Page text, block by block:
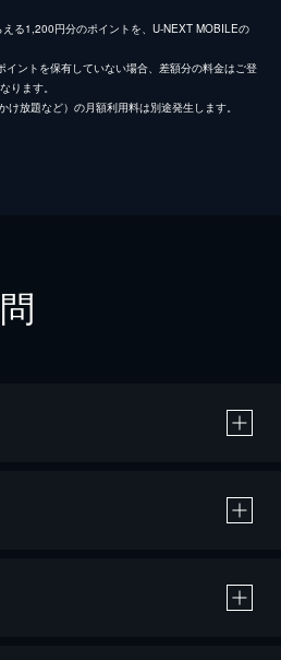
る1,200円分のポイントを、U-NEXT MOBILEの
ントを保有していない場合、差額分の料金はご登
ります。
放題など）の月額利用料は別途発生します。